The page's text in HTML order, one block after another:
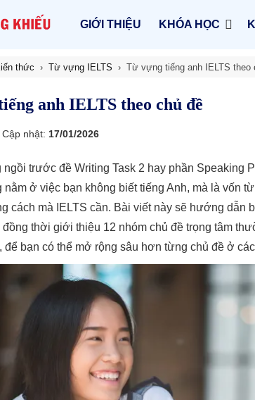
GIỚI THIỆU KHÓA HỌC
thức Từ vựng IELTS Từ vựng tiếng anh IELTS theo
anh IELTS theo chủ đề
Cập nhật: 17/01/2026
ngồi trước đề Writing Task 2 hay phần Speaking
nằm ở việc bạn không biết tiếng Anh, mà là vốn
cách mà IELTS cần. Bài viết này sẽ hướng dẫn
đồng thời giới thiệu 12 nhóm chủ đề trọng tâm
để bạn có thể mở rộng sâu hơn từng chủ đề ở